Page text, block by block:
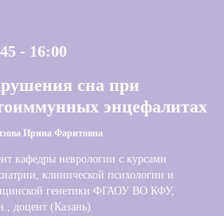
- 16:00
сна при
энцефалитах
Ирина Фаритовна
кафедры неврологии с курсами
клинической психологии и
генетики ФГАОУ ВО КФУ,
доцент (Казань)